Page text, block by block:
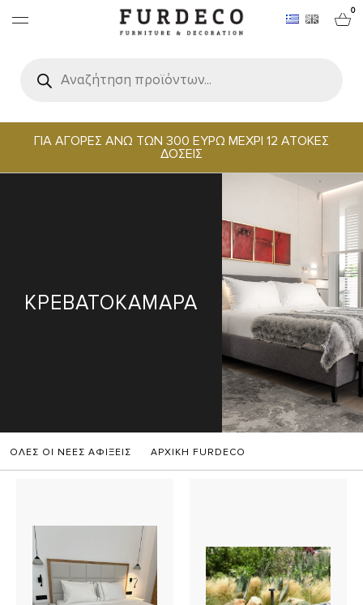
0
search
ΓΙΑ ΑΓΟΡΕΣ ΑΝΩ ΤΩΝ 300 ΕΥΡΩ ΜΕΧΡΙ 12 ΑΤΟΚΕΣ
ΔΟΣΕΙΣ
ΕΠΙΠΛΑ
ΧΑΛΙΑ
ΑΝΤΙΚΕΙΜΕΝΑ
ΕΙΔΗ ΣΕΡΒΙΡΙΣΜΑΤΟΣ & ΦΙΛΟΞΕΝΙΑΣ
PROJECTS
ΚΡΕΒΑΤΟΚΑΜΑΡΑ
ΟΛΕΣ ΟΙ ΝΕΕΣ ΑΦΙΞΕΙΣ ΑΡΧΙΚΗ FURDECO